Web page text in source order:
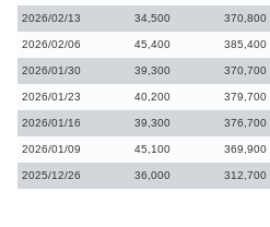
2026/02/13 34,500 370,800
2026/02/06 45,400 385,400
2026/01/30 39,300 370,700
2026/01/23 40,200 379,700
2026/01/16 39,300 376,700
2026/01/09 45,100 369,900
2025/12/26 36,000 312,700